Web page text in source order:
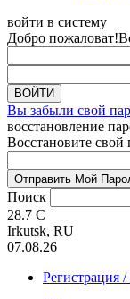
войти в систему
Добро пожаловат!
Вы забыли свой
восстановление
Восстановите свой
Поиск
28.7 C
Irkutsk, RU
07.08.26
Регистрация